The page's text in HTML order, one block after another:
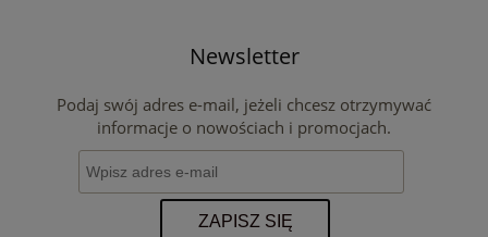
Newsletter
Podaj swój adres e-mail, jeżeli chcesz otrzymywać
informacje o nowościach i promocjach.
ZAPISZ SIĘ